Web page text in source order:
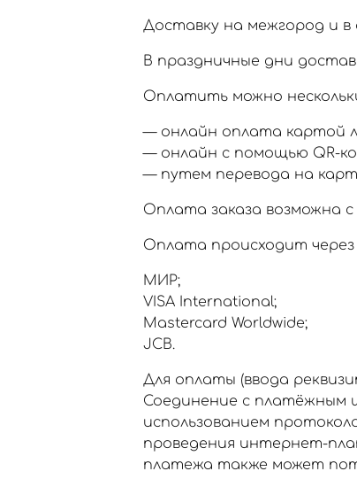
Доставку на межгород и
В праздничные дни
Оплатить можно
— онлайн оплата картой
— онлайн с помощью QR-
— путем перевода на
Оплата заказа возможна
Оплата происходит
МИР;
VISA International;
Mastercard Worldwide;
JCB.
Для оплаты (ввода
Соединение с платёжным
использованием
проведения интернет-
платежа также может